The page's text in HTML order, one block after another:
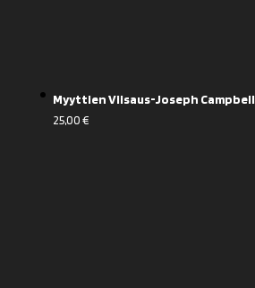
Myyttien Viisaus-Joseph Campbell
25,00€